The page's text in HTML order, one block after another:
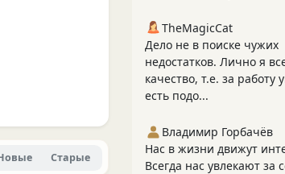
Старые
TheMagicCat
Дело не в поиске чужих
недостатков. Лично я
качество, т.е. за работу
есть подо...
Владимир Горбачёв
Нас в жизни движут
Всегда нас увлекают за